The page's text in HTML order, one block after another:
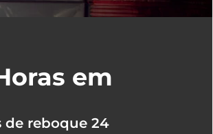
em
de reboque 24